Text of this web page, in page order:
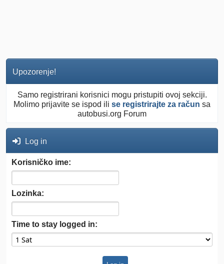
Upozorenje!
Samo registrirani korisnici mogu pristupiti ovoj sekciji.
Molimo prijavite se ispod ili se registrirajte za račun sa
autobusi.org Forum
Log in
Korisničko ime:
Lozinka:
Time to stay logged in: